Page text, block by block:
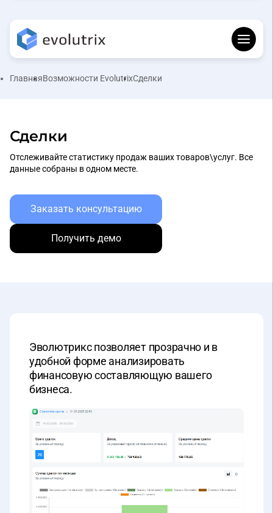
ГлавнаяВозможности EvolutrixСделки
Сделки
Отслеживайте статистику продаж ваших товаров\услуг. Все
данные собраны в одном месте.
Заказать консультацию
Получить демо
Эволютрикс позволяет прозрачно и в
удобной форме анализировать
финансовую составляющую вашего
бизнеса.